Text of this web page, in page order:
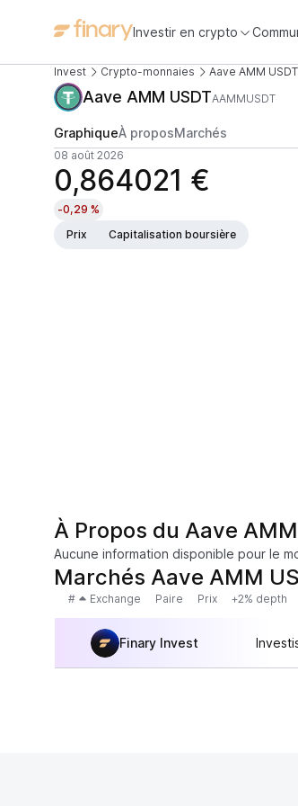
Investir en crypto
Invest Crypto-monnaies Aave AMM USDT
Aave AMM USDTAAMMUSDT
GraphiqueÀ proposMarchés
08 août 2026
0,864021 €
-0,29 %
Prix
Capitalisation boursière
À Propos du Aave
Aucune information disponible pour le
Marchés Aave AMM
# Exchange Paire Prix +2% depth
Finary Invest